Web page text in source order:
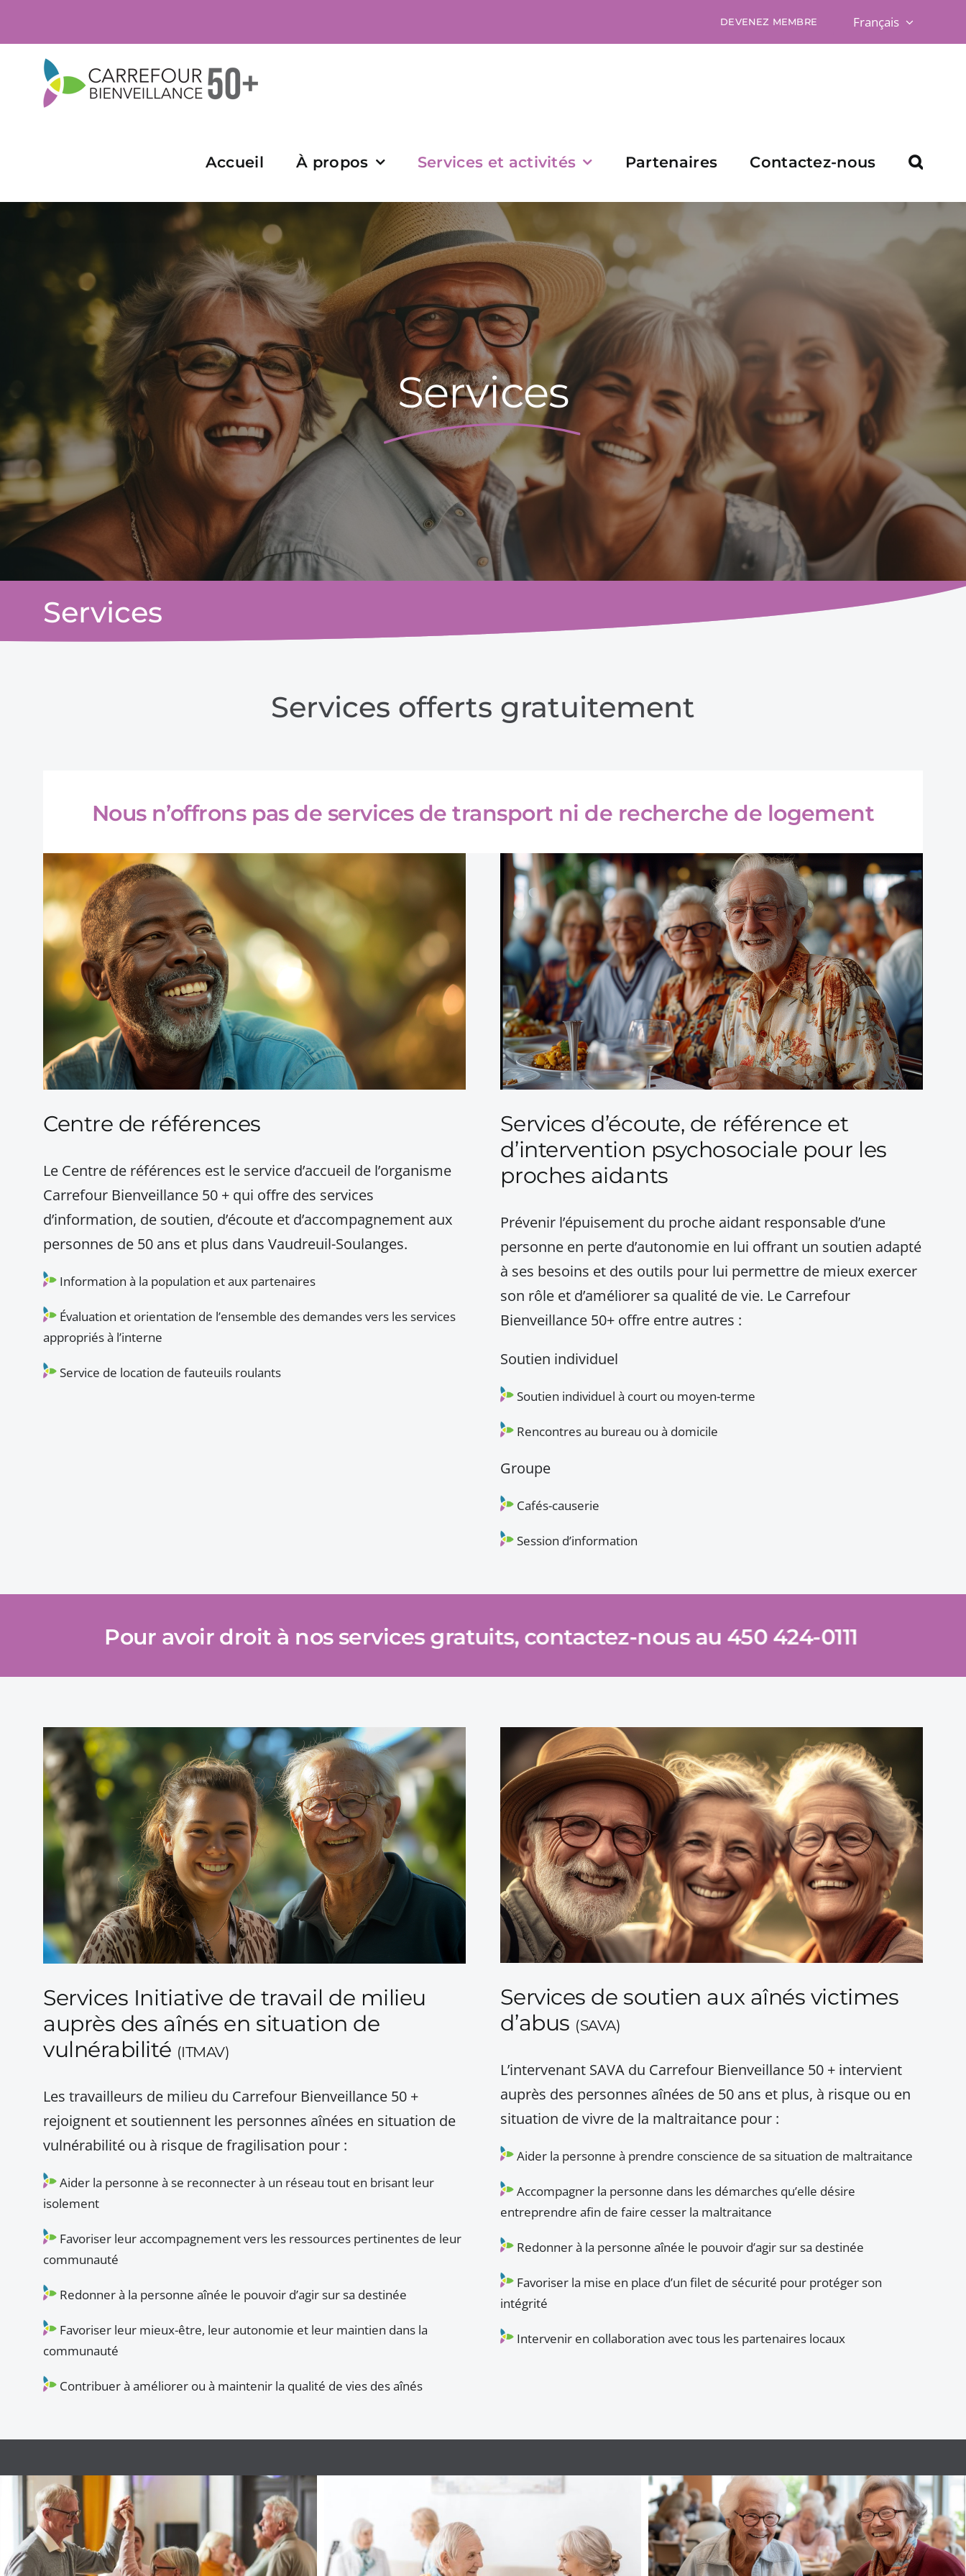
DEVENEZ MEMBRE Français
Accueil À propos Services et activités Partenaires Contactez-nous
Services
Services
Services offerts gratuitement
Nous n’offrons pas de services de transport ni de recherche de logement
Centre de références
Le Centre de références est le service d’accueil de l’organisme
Carrefour Bienveillance 50 + qui offre des services
d’information, de soutien, d’écoute et d’accompagnement aux
personnes de 50 ans et plus dans Vaudreuil-Soulanges.
Information à la population et aux partenaires
Évaluation et orientation de l’ensemble des demandes vers les services
appropriés à l’interne
Service de location de fauteuils roulants
Services d’écoute, de référence et
d’intervention psychosociale pour les
proches aidants
Prévenir l’épuisement du proche aidant responsable d’une
personne en perte d’autonomie en lui offrant un soutien adapté
à ses besoins et des outils pour lui permettre de mieux exercer
son rôle et d’améliorer sa qualité de vie. Le Carrefour
Bienveillance 50+ offre entre autres :
Soutien individuel
Soutien individuel à court ou moyen-terme
Rencontres au bureau ou à domicile
Groupe
Cafés-causerie
Session d’information
Pour avoir droit à nos services gratuits, contactez-nous au 450 424-0111
Services Initiative de travail de milieu
auprès des aînés en situation de
vulnérabilité (ITMAV)
Les travailleurs de milieu du Carrefour Bienveillance 50 +
rejoignent et soutiennent les personnes aînées en situation de
vulnérabilité ou à risque de fragilisation pour :
Aider la personne à se reconnecter à un réseau tout en brisant leur
isolement
Favoriser leur accompagnement vers les ressources pertinentes de leur
communauté
Redonner à la personne aînée le pouvoir d’agir sur sa destinée
Favoriser leur mieux-être, leur autonomie et leur maintien dans la
communauté
Contribuer à améliorer ou à maintenir la qualité de vies des aînés
Services de soutien aux aînés victimes
d’abus (SAVA)
L’intervenant SAVA du Carrefour Bienveillance 50 + intervient
auprès des personnes aînées de 50 ans et plus, à risque ou en
situation de vivre de la maltraitance pour :
Aider la personne à prendre conscience de sa situation de maltraitance
Accompagner la personne dans les démarches qu’elle désire
entreprendre afin de faire cesser la maltraitance
Redonner à la personne aînée le pouvoir d’agir sur sa destinée
Favoriser la mise en place d’un filet de sécurité pour protéger son
intégrité
Intervenir en collaboration avec tous les partenaires locaux